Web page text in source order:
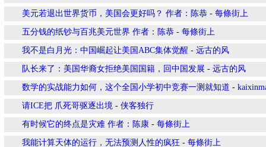
美元若退出世界货币，美国会更好吗？ 作者：陈恭 - 每條街上
五分钱的纸钞与百兆美元世界 作者：陈恭 - 每條街上
我不是白月光：中国崛起让美国ABC集体觉醒 - 远古的风
队长来了：美国华裔女拒绝美国国籍，回中国发展 - 远古的风
数学的实战能力如何，这个全国小学初中竞赛一测就知道 -
请ICE把 爪死哥驱逐出境 - 侠客独行
有时候它的终点是灾难 作者：陈康 - 每條街上
我能计算天体的运行，无法预测人性的疯狂 - 每條街上